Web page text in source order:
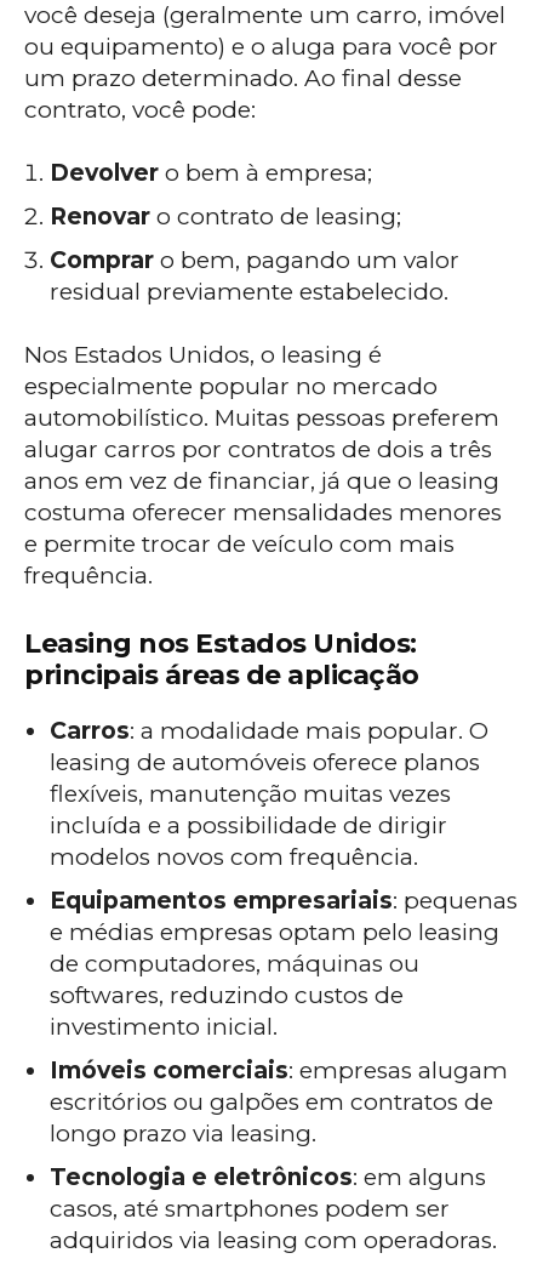
você deseja (geralmente um carro, imóvel
ou equipamento) e o aluga para você por
um prazo determinado. Ao final desse
contrato, você pode:
Devolver o bem à empresa;
Renovar o contrato de leasing;
Comprar o bem, pagando um valor
residual previamente estabelecido.
Nos Estados Unidos, o leasing é
especialmente popular no mercado
automobilístico. Muitas pessoas preferem
alugar carros por contratos de dois a três
anos em vez de financiar, já que o leasing
costuma oferecer mensalidades menores
e permite trocar de veículo com mais
frequência.
Leasing nos Estados Unidos:
principais áreas de aplicação
Carros: a modalidade mais popular. O
leasing de automóveis oferece planos
flexíveis, manutenção muitas vezes
incluída e a possibilidade de dirigir
modelos novos com frequência.
Equipamentos empresariais: pequenas
e médias empresas optam pelo leasing
de computadores, máquinas ou
softwares, reduzindo custos de
investimento inicial.
Imóveis comerciais: empresas alugam
escritórios ou galpões em contratos de
longo prazo via leasing.
Tecnologia e eletrônicos: em alguns
casos, até smartphones podem ser
adquiridos via leasing com operadoras.